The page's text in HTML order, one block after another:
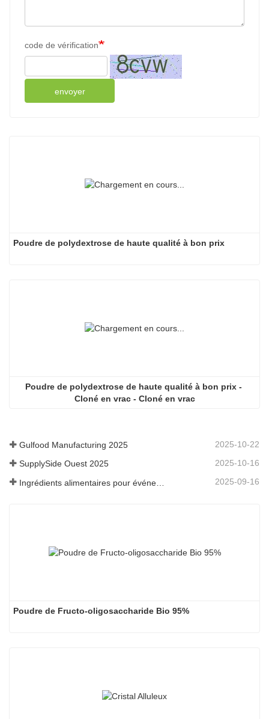
code de vérification
envoyer
Poudre de polydextrose de haute qualité à bon prix
Poudre de polydextrose de haute qualité à bon prix -
Cloné en vrac - Cloné en vrac
Gulfood Manufacturing 2025 2025-10-22
SupplySide Ouest 2025 2025-10-16
2025-09-16
Poudre de Fructo-oligosaccharide Bio 95%